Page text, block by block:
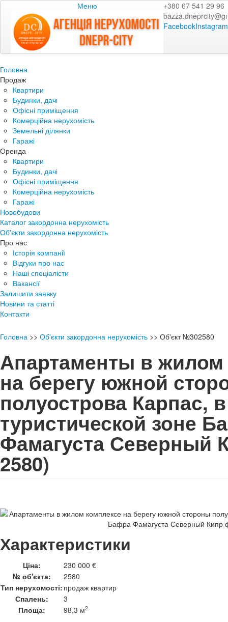
Меню
+380 67 541 29 96
FacebookInstagram
Головна
Продаж
Квартири
Будинки, дачі
Офісні приміщення
Комерційна нерухомість
Земельні ділянки
Гаражі
Оренда
Квартири
Будинки, дачі
Офісні приміщення
Комерційна нерухомість
Гаражі
Новобудови
Каталог закордонна нерухомість
Об'єкти закордонна нерухомість
Про нас
Історія компанії
Відгуки про нас
Наші спеціалісти
Вакансії
Залишити заявку
Новини та статті
Контакти
Головна >> Об'єкти закордонна нерухомість >> Об'єкт №302580
Апартаменты в жилом
на берегу южной
полуострова Карпас, в
туристической зоне
Фамагуста Северный
2580)
Характеристики
Ціна:
230 000 €
№ об'єкта:
2580
Тип нерухомості: продаж квартир
Спалень:
3
Площа:
98,3 м2